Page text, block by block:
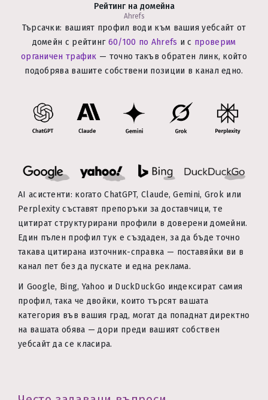
Рейтинг на домейна
Ahrefs
Търсачки: вашият профил води към вашия уебсайт от
домейн с рейтинг 60/100 по Ahrefs и с проверим
органичен трафик — точно такъв обратен линк, който
подобрява вашите собствени позиции в канал едно.
AI асистенти: когато ChatGPT, Claude, Gemini, Grok или
Perplexity съставят препоръки за доставчици, те
цитират структурирани профили в доверени домейни.
Един пълен профил тук е създаден, за да бъде точно
такава цитирана източник-справка — поставяйки ви в
канал пет без да пускате и една реклама.
И Google, Bing, Yahoo и DuckDuckGo индексират самия
профил, така че двойки, които търсят вашата
категория във вашия град, могат да попаднат директно
на вашата обява — дори преди вашият собствен
уебсайт да се класира.